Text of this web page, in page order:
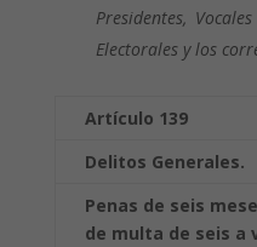
Presidentes,
Electorales y los
Artículo 139
Delitos Generales.
Penas de seis
de multa de seis a